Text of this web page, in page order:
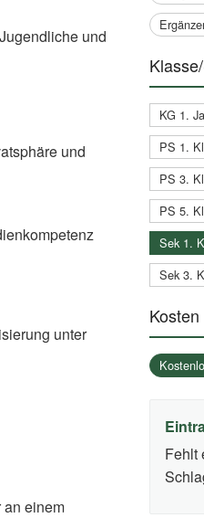
und
und
unter
an einem
KG 1.
PS 1.
PS 3.
PS 5.
Sek 1.
Sek 3.
Kosten
Fehlt